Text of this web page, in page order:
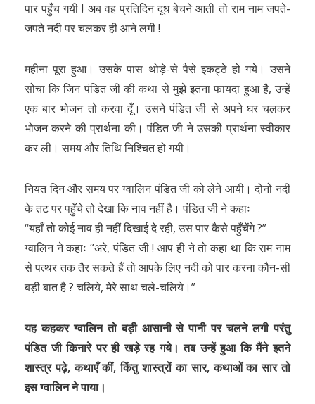
पार पहुँच गयी ! अब वह प्रतिदिन दूध बेचने आती तो राम नाम जपते-
जपते नदी पर चलकर ही आने लगी !
महीना पूरा हुआ। उसके पास थोड़े-से पैसे इकट्ठे हो गये। उसने
सोचा कि जिन पंडित जी की कथा से मुझे इतना फायदा हुआ है, उन्हें
एक बार भोजन तो करवा दूँ। उसने पंडित जी से अपने घर चलकर
भोजन करने की प्रार्थना की। पंडित जी ने उसकी प्रार्थना स्वीकार
कर ली। समय और तिथि निश्चित हो गयी।
नियत दिन और समय पर ग्वालिन पंडित जी को लेने आयी। दोनों नदी
के तट पर पहुँचे तो देखा कि नाव नहीं है। पंडित जी ने कहाः
“यहाँ तो कोई नाव ही नहीं दिखाई दे रही, उस पार कैसे पहुँचेंगे ?”
ग्वालिन ने कहाः “अरे, पंडित जी ! आप ही ने तो कहा था कि राम नाम
से पत्थर तक तैर सकते हैं तो आपके लिए नदी को पार करना कौन-सी
बड़ी बात है ? चलिये, मेरे साथ चले-चलिये।”
यह कहकर ग्वालिन तो बड़ी आसानी से पानी पर चलने लगी परंतु
पंडित जी किनारे पर ही खड़े रह गये। तब उन्हें हुआ कि मैंने इतने
शास्त्र पढ़े, कथाएँ कीं, किंतु शास्त्रों का सार, कथाओं का सार तो
इस ग्वालिन ने पाया।